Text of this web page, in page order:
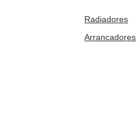
Radiadores
Arrancadores